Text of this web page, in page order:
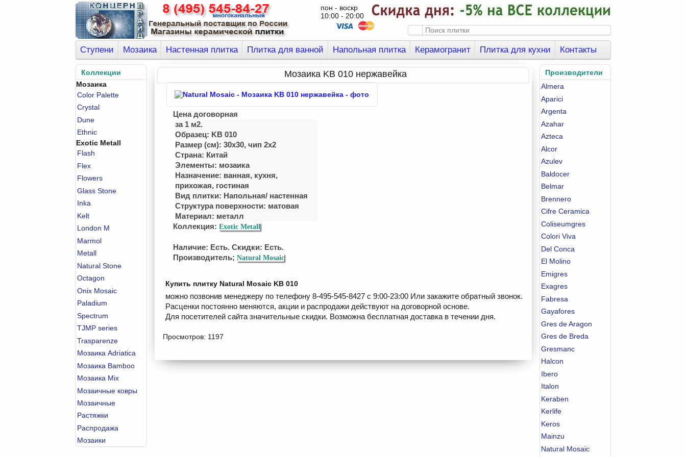
пон - воскр
10:00 - 20:00
Ступени Мозаика Настенная плитка Плитка для ванной Напольная плитка Керамогранит Плитка для кухни Контакты
Коллекции
Мозаика
Color Palette
Crystal
Dune
Ethnic
Exotic Metall
Flash
Flex
Flowers
Glass Stone
Inka
Kelt
London M
Marmol
Metall
Natural Stone
Octagon
Onix Mosaic
Paladium
Spectrum
TJMP series
Trasparenze
Мозаика Adriatica
Мозаика Bamboo
Мозаика Mix
Мозаичные ковры
Мозаичные
Растяжки
Распродажа
Мозаики
Производители
Almera
Aparici
Argenta
Azahar
Azteca
Alcor
Azulev
Baldocer
Belmar
Brennero
Cifre Ceramica
Coliseumgres
Colori Viva
Del Conca
El Molino
Emigres
Exagres
Fabresa
Gayafores
Gres de Aragon
Gres de Breda
Gresmanc
Halcon
Ibero
Italon
Keraben
Kerlife
Keros
Mainzu
Natural Mosaic
Мозаика KB 010 нержавейка
Цена договорная
за 1 м2.
Образец: KB 010
Размер (см): 30x30, чип 2x2
Страна: Китай
Элементы: мозаика
Назначение: ванная, куxня,
приxожая, гостиная
Вид плитки: Напольная/ настенная
Структура поверхности: матовая
Материал: металл
Коллекция: Exotic Metall
Наличие: Есть. Скидки: Есть.
Производитель; Natural Mosaic
Купить плитку Natural Mosaic KB 010
можно позвонив менеджеру по телефону 8-495-545-8427 с 9:00-23:00 Или закажите обратный звонок.
Расценки постоянно меняются, акции и распродажи действуют на договорной основе.
Для посетителей сайта значительные скидки. Возможна бесплатная доставка в течении дня.
Просмотров: 1197